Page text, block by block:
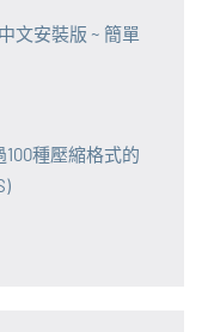
文安裝版 ~ 簡單
100種壓縮格式的